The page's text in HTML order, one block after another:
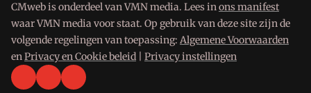
CMweb is onderdeel van VMN media. Lees inons manifest
waar VMN media voor staat. Op gebruik van deze site zijn de
volgende regelingen van toepassing: Algemene Voorwaarden
enPrivacy en Cookie beleid Privacy instellingen